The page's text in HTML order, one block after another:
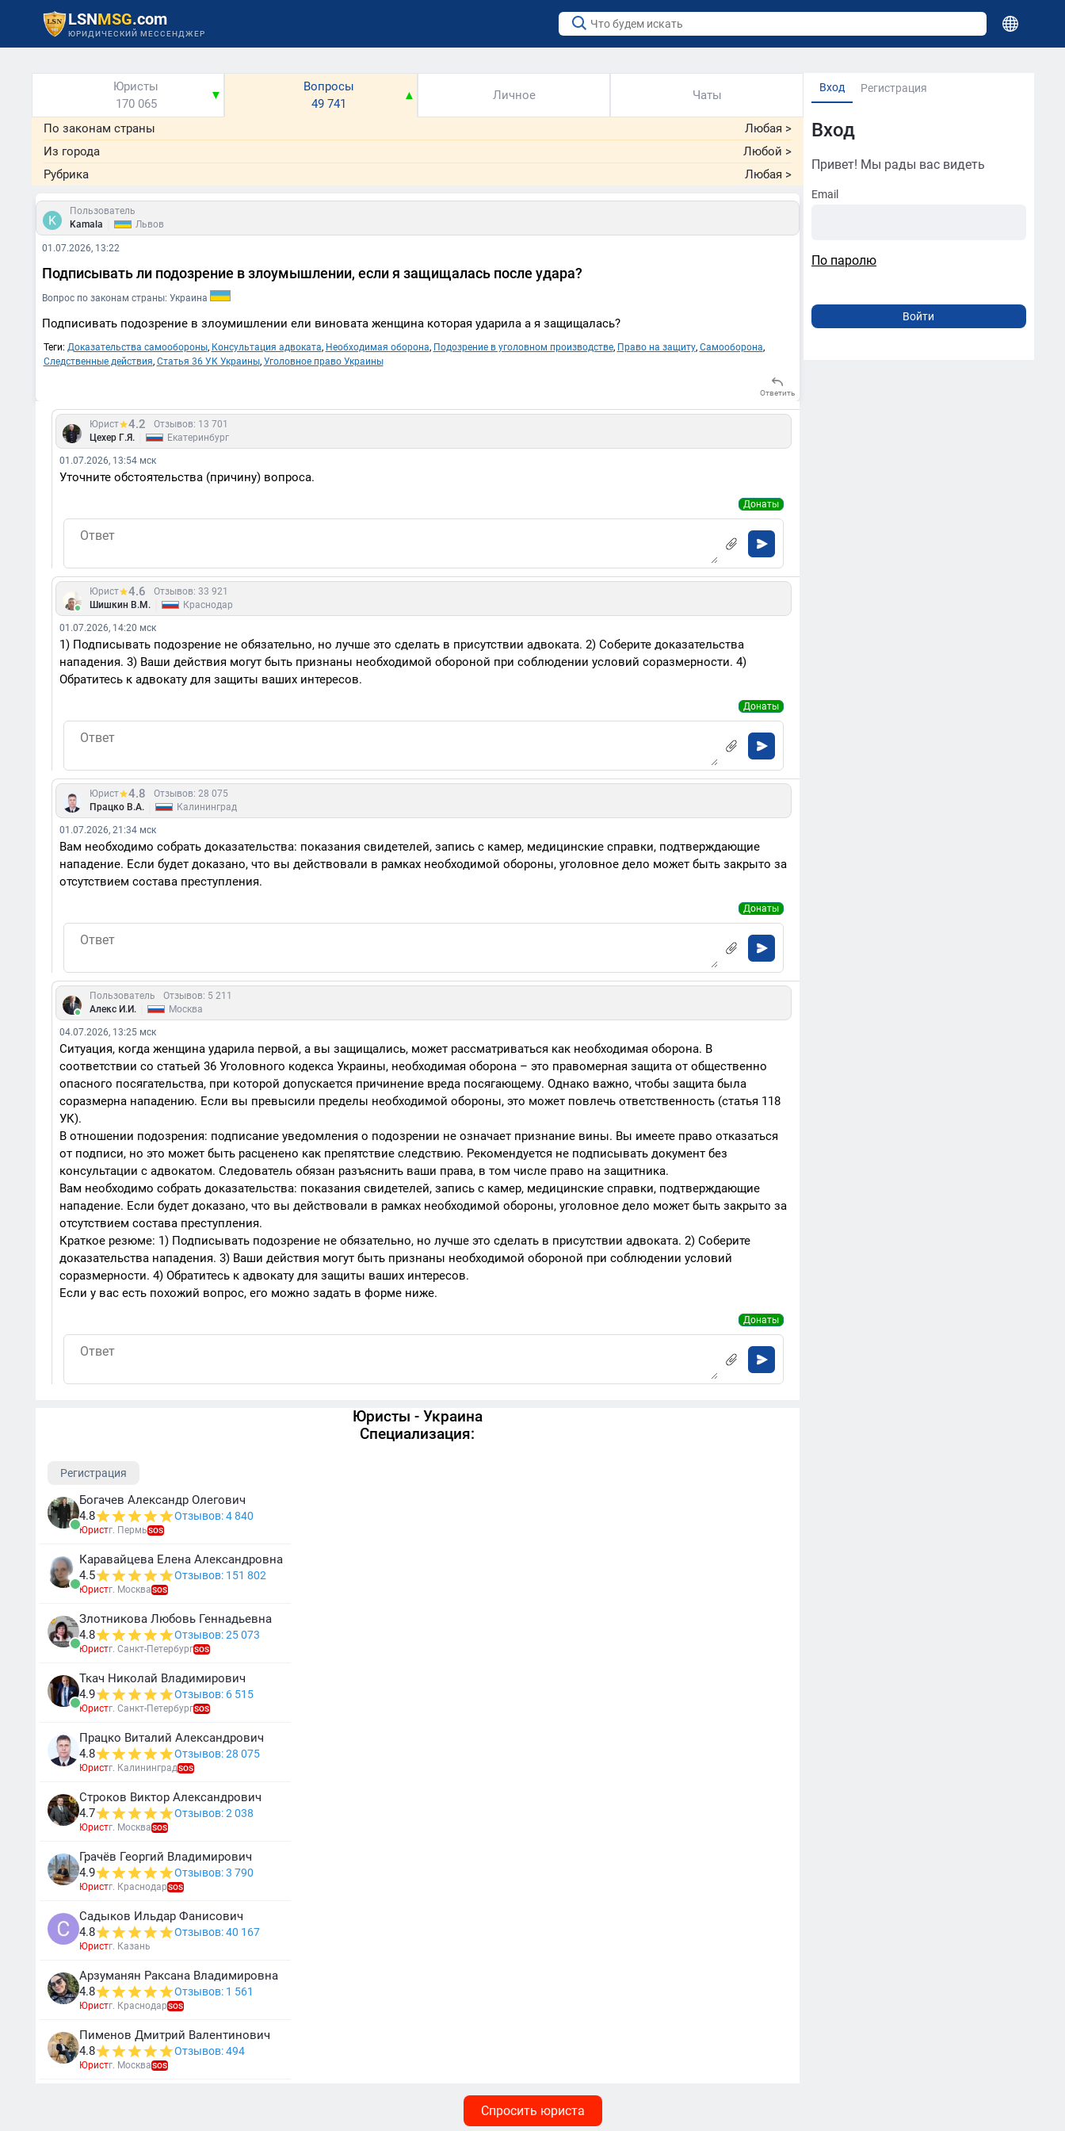
LSNMSG.com
ЮРИДИЧЕСКИЙ МЕССЕНДЖЕР
Вход Регистрация
Вход
Привет! Мы рады вас видеть
Email
По паролю
Юристы
170 065
▼
Вопросы
49 741
▲ Личное Чаты
По законам страны Любая >
Из города
Любой >
Рубрика
Любая >
Пользователь
Kamala
Львов
01.07.2026, 13:22
Подписывать ли подозрение в злоумышлении, если я защищалась после удара?
Вопрос по законам страны: Украина
Подписивать подозрение в злоумишлении ели виновата женщина которая ударила а я защищалась?
Теги: Доказательства самообороны, Консультация адвоката, Необходимая оборона, Подозрение в уголовном производстве, Право на защиту, Самооборона,
Следственные действия, Статья 36 УК Украины, Уголовное право Украины
Ответить
Юрист 4.2
Отзывов: 13 701
Цехер Г.Я.
Екатеринбург
01.07.2026, 13:54 мск
Уточните обстоятельства (причину) вопроса.
Донаты
Юрист 4.6
Отзывов: 33 921
Шишкин В.М.
Краснодар
01.07.2026, 14:20 мск
1) Подписывать подозрение не обязательно, но лучше это сделать в присутствии адвоката. 2) Соберите доказательства
нападения. 3) Ваши действия могут быть признаны необходимой обороной при соблюдении условий соразмерности. 4)
Обратитесь к адвокату для защиты ваших интересов.
Донаты
Юрист 4.8
Отзывов: 28 075
Працко В.А.
Калининград
01.07.2026, 21:34 мск
Вам необходимо собрать доказательства: показания свидетелей, запись с камер, медицинские справки, подтверждающие
нападение. Если будет доказано, что вы действовали в рамках необходимой обороны, уголовное дело может быть закрыто за
отсутствием состава преступления.
Донаты
Пользователь
Отзывов: 5 211
Алекс И.И.
Москва
04.07.2026, 13:25 мск
Ситуация, когда женщина ударила первой, а вы защищались, может рассматриваться как необходимая оборона. В
соответствии со статьей 36 Уголовного кодекса Украины, необходимая оборона – это правомерная защита от общественно
опасного посягательства, при которой допускается причинение вреда посягающему. Однако важно, чтобы защита была
соразмерна нападению. Если вы превысили пределы необходимой обороны, это может повлечь ответственность (статья 118
УК).
В отношении подозрения: подписание уведомления о подозрении не означает признание вины. Вы имеете право отказаться
от подписи, но это может быть расценено как препятствие следствию. Рекомендуется не подписывать документ без
консультации с адвокатом. Следователь обязан разъяснить ваши права, в том числе право на защитника.
Вам необходимо собрать доказательства: показания свидетелей, запись с камер, медицинские справки, подтверждающие
нападение. Если будет доказано, что вы действовали в рамках необходимой обороны, уголовное дело может быть закрыто за
отсутствием состава преступления.
Краткое резюме: 1) Подписывать подозрение не обязательно, но лучше это сделать в присутствии адвоката. 2) Соберите
доказательства нападения. 3) Ваши действия могут быть признаны необходимой обороной при соблюдении условий
соразмерности. 4) Обратитесь к адвокату для защиты ваших интересов.
Если у вас есть похожий вопрос, его можно задать в форме ниже.
Донаты
Спросить юриста
Юристы - Украина
Специализация:
Регистрация
Богачев Александр Олегович
4.8
Отзывов: 4 840
Юристг. ПермьSOS
Каравайцева Елена Александровна
4.5
Отзывов: 151 802
Юристг. МоскваSOS
Злотникова Любовь Геннадьевна
4.8
Отзывов: 25 073
Юристг. Санкт-ПетербургSOS
Ткач Николай Владимирович
4.9
Отзывов: 6 515
Юристг. Санкт-ПетербургSOS
Працко Виталий Александрович
4.8
Отзывов: 28 075
Юристг. КалининградSOS
Строков Виктор Александрович
4.7
Отзывов: 2 038
Юристг. МоскваSOS
Грачёв Георгий Владимирович
4.9
Отзывов: 3 790
Юристг. КраснодарSOS
Садыков Ильдар Фанисович
4.8
Отзывов: 40 167
Юристг. Казань
Арзуманян Раксана Владимировна
4.8
Отзывов: 1 561
Юристг. КраснодарSOS
Пименов Дмитрий Валентинович
4.8
Отзывов: 494
Юристг. МоскваSOS